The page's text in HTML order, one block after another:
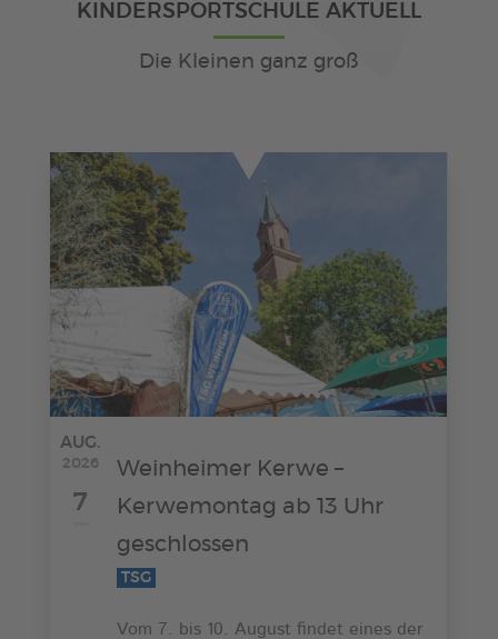
KINDERSPORTSCHULE AKTUELL
Die Kleinen ganz groß
AUG.
2026
7
Weinheimer Kerwe –
Kerwemontag ab 13 Uhr
geschlossen
TSG
Vom 7. bis 10. August findet eines der